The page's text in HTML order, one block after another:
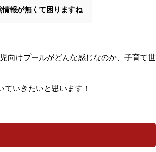
報が無くて困りますね
向けプールがどんな感じなのか、子育て世
いきたいと思います！